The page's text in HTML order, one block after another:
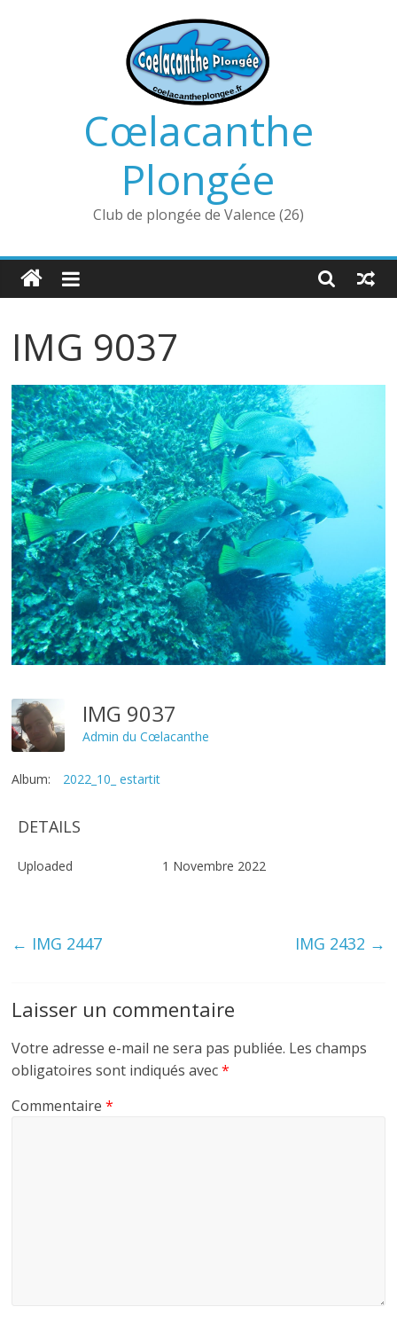
Cœlacanthe
Plongée
Club de plongée de Valence (26)
IMG 9037
IMG 9037
Admin du Cœlacanthe
Album: 2022_10_ estartit
DETAILS
Uploaded 1 Novembre 2022
← IMG 2447 IMG 2432 →
Laisser un commentaire
Votre adresse e-mail ne sera pas publiée. Les champs
obligatoires sont indiqués avec*
Commentaire*